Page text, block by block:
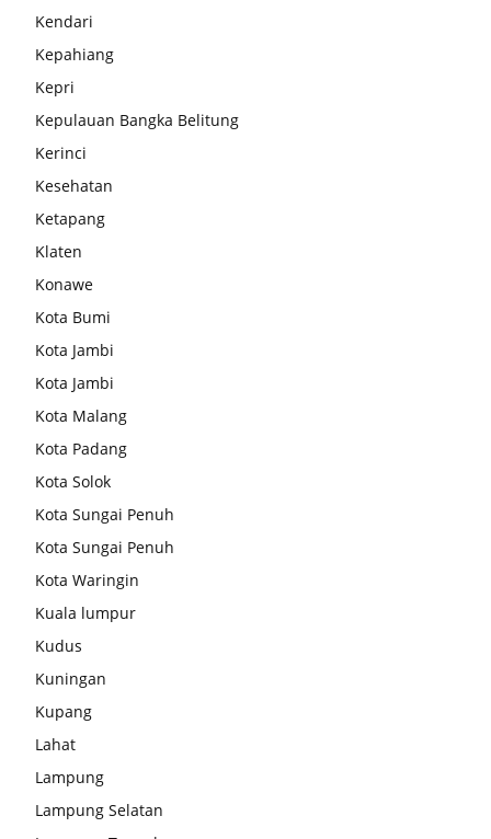
Kendari
Kepahiang
Kepri
Kepulauan Bangka Belitung
Kerinci
Kesehatan
Ketapang
Klaten
Konawe
Kota Bumi
Kota Jambi
Kota Jambi
Kota Malang
Kota Padang
Kota Solok
Kota Sungai Penuh
Kota Sungai Penuh
Kota Waringin
Kuala lumpur
Kudus
Kuningan
Kupang
Lahat
Lampung
Lampung Selatan